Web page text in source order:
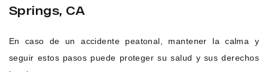
Springs, CA
En caso de un accidente peatonal, mantener la calma y
seguir estos pasos puede proteger su salud y sus derechos